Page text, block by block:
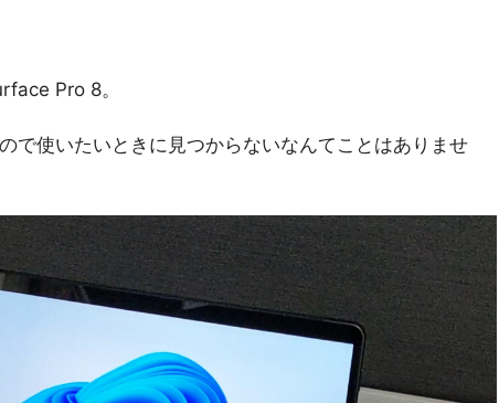
Pro 8。
で使いたいときに見つからないなんてことはありませ